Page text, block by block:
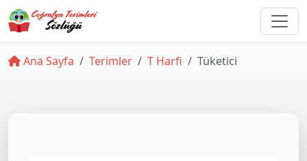
Ana Sayfa Terimler T Harfi Tüketici